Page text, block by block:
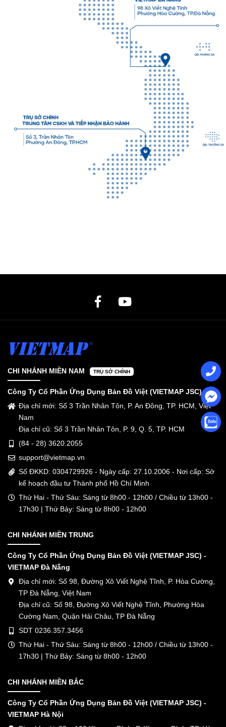
CHI NHÁNH MIỀN NAM TRỤ SỞ CHÍNH
Công Ty Cổ Phần Ứng Dụng Bản Đồ Việt (VIETMAP JSC)
Địa chỉ mới: Số 3 Trần Nhân Tôn, P. An Đông, TP. HCM, Việt
Nam
Địa chỉ cũ: Số 3 Trần Nhân Tôn, P. 9, Q. 5, TP. HCM
(84 - 28) 3620.2055
support@vietmap.vn
Số ĐKKD: 0304729926 - Ngày cấp: 27.10.2006 - Nơi cấp: Sở
kế hoạch đầu tư Thành phố Hồ Chí Minh
Thứ Hai - Thứ Sáu: Sáng từ 8h00 - 12h00 / Chiều từ 13h00 -
17h30 | Thứ Bảy: Sáng từ 8h00 - 12h00
CHI NHÁNH MIỀN TRUNG
Công Ty Cổ Phần Ứng Dụng Bản Đồ Việt (VIETMAP JSC) -
VIETMAP Đà Nẵng
Địa chỉ mới: Số 98, Đường Xô Viết Nghệ Tĩnh, P. Hòa Cường,
TP Đà Nẵng, Việt Nam
Địa chỉ cũ: Số 98, Đường Xô Viết Nghệ Tĩnh, Phường Hòa
Cường Nam, Quận Hải Châu, TP Đà Nẵng
SDT 0236.357.3456
Thứ Hai - Thứ Sáu: Sáng từ 8h00 - 12h00 / Chiều từ 13h00 -
17h30 | Thứ Bảy: Sáng từ 8h00 - 12h00
CHI NHÁNH MIỀN BẮC
Công Ty Cổ Phần Ứng Dụng Bản Đồ Việt (VIETMAP JSC) -
VIETMAP Hà Nội